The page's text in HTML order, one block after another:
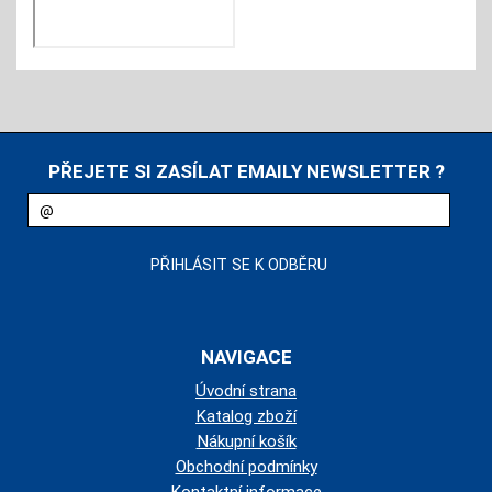
PŘEJETE SI ZASÍLAT EMAILY NEWSLETTER ?
NAVIGACE
Úvodní strana
Katalog zboží
Nákupní košík
Obchodní podmínky